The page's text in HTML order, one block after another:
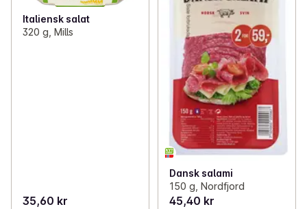
Italiensk salat
320 g, Mills
35,60 kr
Dansk salami
150 g, Nordfjord
45,40 kr